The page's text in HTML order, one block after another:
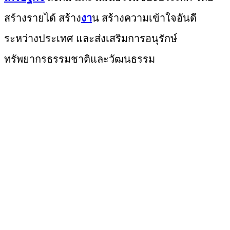
สร้างรายได้ สร้างงาน สร้างความเข้าใจอันดี
ระหว่างประเทศ และส่งเสริมการอนุรักษ์
ทรัพยากรธรรมชาติและวัฒนธรรม